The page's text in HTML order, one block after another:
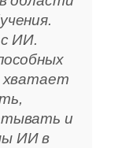
ИИ.
хватает
и
ИИ в